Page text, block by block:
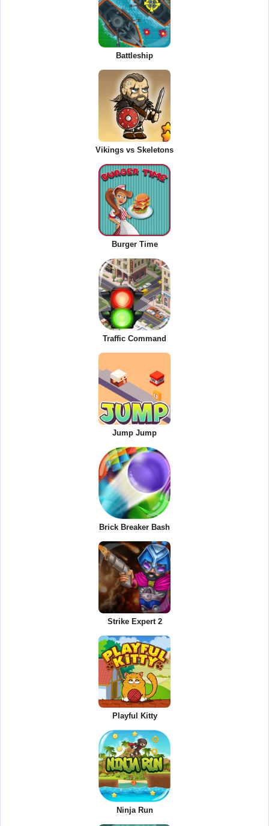
Battleship
Vikings vs Skeletons
Burger Time
Traffic Command
Jump Jump
Brick Breaker Bash
Strike Expert 2
Playful Kitty
Ninja Run